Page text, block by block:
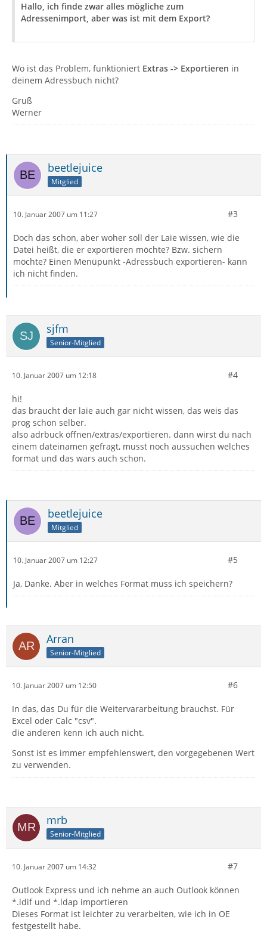
Hallo, ich finde zwar alles mögliche zum
Adressenimport, aber was ist mit dem Export?
Wo ist das Problem, funktioniert Extras -> Exportieren in
deinem Adressbuch nicht?
Gruß
Werner
beetlejuice
Mitglied
10. Januar 2007 um 11:27 #3
Doch das schon, aber woher soll der Laie wissen, wie die
Datei heißt, die er exportieren möchte? Bzw. sichern
möchte? Einen Menüpunkt -Adressbuch exportieren- kann
ich nicht finden.
sjfm
Senior-Mitglied
10. Januar 2007 um 12:18 #4
hi!
das braucht der laie auch gar nicht wissen, das weis das
prog schon selber.
also adrbuck öffnen/extras/exportieren. dann wirst du nach
einem dateinamen gefragt, musst noch aussuchen welches
format und das wars auch schon.
beetlejuice
Mitglied
10. Januar 2007 um 12:27 #5
Ja, Danke. Aber in welches Format muss ich speichern?
Arran
Senior-Mitglied
10. Januar 2007 um 12:50 #6
In das, das Du für die Weitervararbeitung brauchst. Für
Excel oder Calc "csv".
die anderen kenn ich auch nicht.
Sonst ist es immer empfehlenswert, den vorgegebenen Wert
zu verwenden.
mrb
Senior-Mitglied
10. Januar 2007 um 14:32 #7
Outlook Express und ich nehme an auch Outlook können
*.ldif und *.ldap importieren
Dieses Format ist leichter zu verarbeiten, wie ich in OE
festgestellt habe.